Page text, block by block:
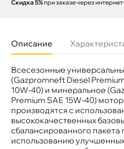
Скидка 5% при заказе через
Описание
сесезонные
(Gazpromneft Diesel
10W-40) и минеральное
Premium SAE 15W-40)
производятся с
ысококачественных
сбалансированного пакета
использованию
язкость
15W-40
Бренд
Газпромнефть
Тип масла
Минеральное
Допуски
MB 228.3,
20076/77/78
Спецификации
API CI-4/SL,
Объем
20л
Артикул